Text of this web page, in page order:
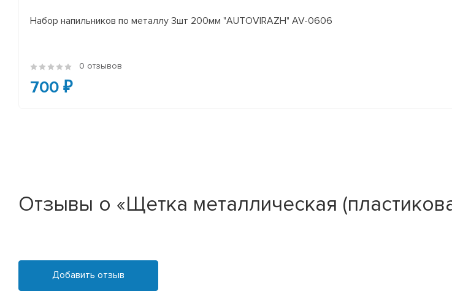
Набор напильников по металлу 3шт 200мм "AUTOVIRAZH" AV-0606
0 отзывов
700 ₽
Отзывы о «Щетка металлическая
Добавить отзыв